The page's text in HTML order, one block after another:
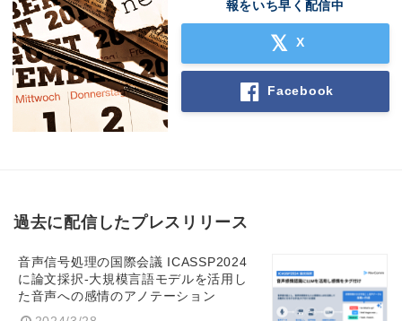
報をいち早く配信中
X
Facebook
過去に配信したプレスリリース
音声信号処理の国際会議 ICASSP2024
に論文採択-大規模言語モデルを活用し
た音声への感情のアノテーション
Japanese